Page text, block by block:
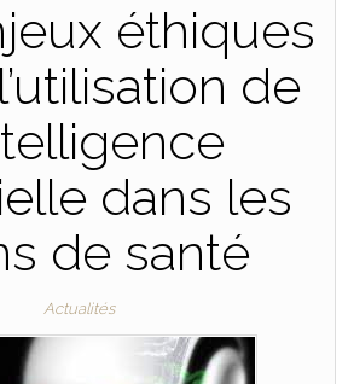
éthiques
de
dans les
de santé
Actualités